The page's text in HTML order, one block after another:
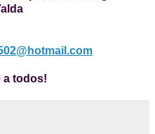
a todos!